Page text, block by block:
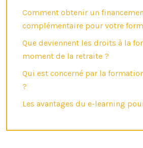
Comment obtenir un
complémentaire pour votre
Que deviennent les droits à la
moment de la retraite ?
Qui est concerné par la
?
Les avantages du e-learning